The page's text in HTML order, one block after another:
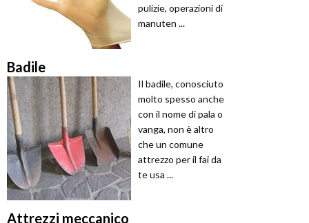
pulizie, operazioni di
manuten ...
Badile
Il badile, conosciuto
molto spesso anche
con il nome di pala o
vanga, non è altro
che un comune
attrezzo per il fai da
te usa ...
Attrezzi meccanico